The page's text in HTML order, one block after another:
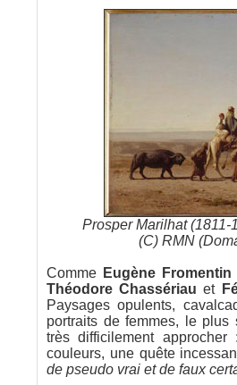
Prosper Marilhat (1811-
(C) RMN
Comme Eugène Fromentin
Théodore Chassériau et
Paysages opulents,
portraits de femmes, le
très difficilement
couleurs, une quête
de pseudo vrai et de faux